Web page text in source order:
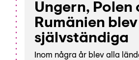
Ungern, Polen
Rumänien blev
självständiga
Inom några år blev alla